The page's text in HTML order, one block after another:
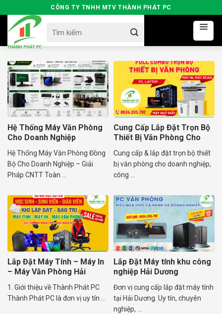
to
content
CÔNG TY TNHH MTV THÀNH PHÁT PC
for:
Hệ Thống Máy Văn Phòng
Cho Doanh Nghiệp
Hệ Thống Máy Văn Phòng Đồng
Bộ Cho Doanh Nghiệp – Giải
Pháp CNTT Toàn ...
Cung Cấp Lắp Đặt Trọn Bộ
Thiết Bị Văn Phòng Cho
Doanh Nghiệp
Cung cấp & lắp đặt trọn bộ thiết
bị văn phòng cho doanh nghiệp,
công ...
Lắp Đặt Máy Tính – Máy In
– Máy Văn Phòng Hải
1. Giới thiệu về Thành Phát PC
Thành Phát PC là đơn vị uy tín ...
Lắp Đặt Máy tính khu công
nghiệp Hải Dương
Đơn vị cung cấp lắp đặt máy tính
tại Hải Dương. Uy tín, chuyên
nghiệp, ...